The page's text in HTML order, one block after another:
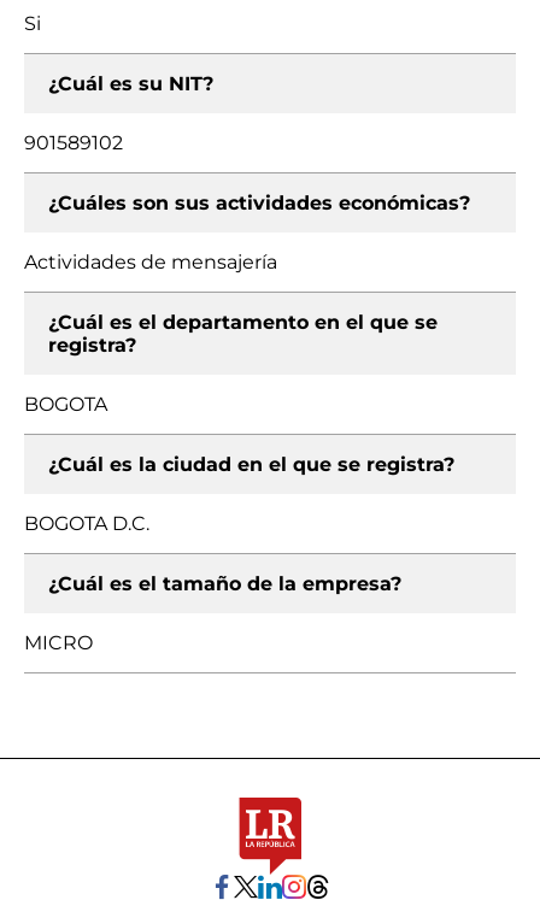
Si
¿Cuál es su NIT?
901589102
¿Cuáles son sus actividades económicas?
Actividades de mensajería
¿Cuál es el departamento en el que se
registra?
BOGOTA
¿Cuál es la ciudad en el que se registra?
BOGOTA D.C.
¿Cuál es el tamaño de la empresa?
MICRO